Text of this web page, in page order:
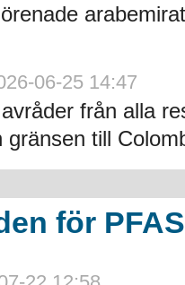
06-25 14:47
från alla
till
för